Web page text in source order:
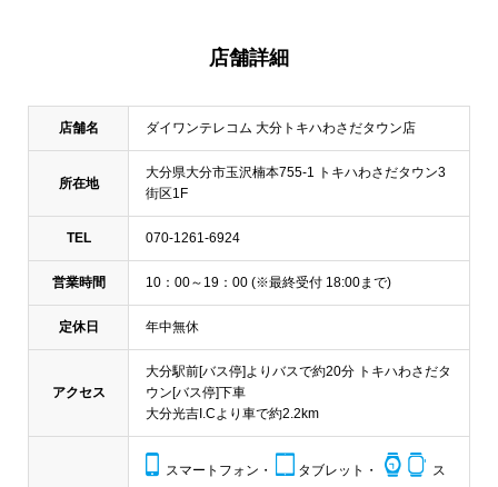
店舗詳細
店舗名 ダイワンテレコム 大分トキハわさだタウン店
所在地
大分県大分市玉沢楠本755-1 トキハわさだタウン3
街区1F
TEL 070-1261-6924
営業時間 10：00～19：00 (※最終受付 18:00まで)
定休日 年中無休
アクセス
大分駅前[バス停]よりバスで約20分 トキハわさだタ
ウン[バス停]下車
大分光吉I.Cより車で約2.2km
スマートフォン・ タブレット・ ス